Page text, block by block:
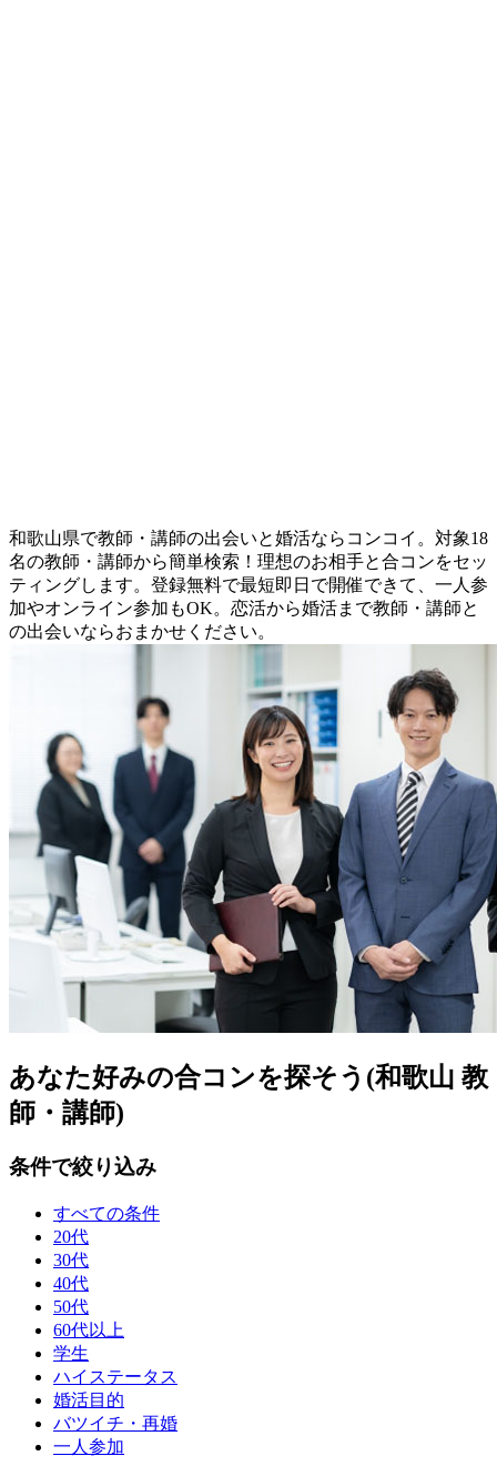
和歌山県で教師・講師の出会いと婚活ならコンコイ。対象18
名の教師・講師から簡単検索！理想のお相手と合コンをセッ
ティングします。登録無料で最短即日で開催できて、一人参
加やオンライン参加もOK。恋活から婚活まで教師・講師と
の出会いならおまかせください。
あなた好みの合コンを探そう(和歌山 教
師・講師)
条件で絞り込み
すべての条件
20代
30代
40代
50代
60代以上
学生
ハイステータス
婚活目的
バツイチ・再婚
一人参加